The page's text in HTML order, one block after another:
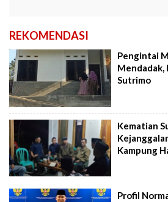
REKOMENDASI
Pengintai
Mendadak,
Sutrimo
Kematian
Kampung
Profil